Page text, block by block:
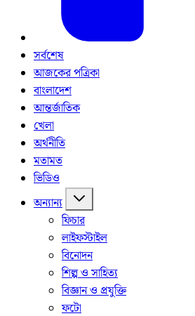
সর্বশেষ
আজকের পত্রিকা
বাংলাদেশ
আন্তর্জাতিক
খেলা
অর্থনীতি
মতামত
ভিডিও
অন্যান্য
ফিচার
লাইফস্টাইল
বিনোদন
শিল্প ও সাহিত্য
বিজ্ঞান ও প্রযুক্তি
ফটো